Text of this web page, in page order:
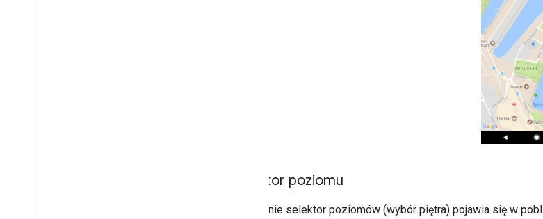
Selektor poziomu
Domyślnie selektor poziomów (wybór piętra) pojawia się w